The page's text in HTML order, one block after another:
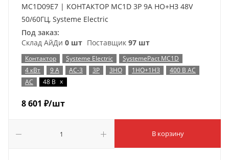
MC1D09E7 | КОНТАКТОР MC1D 3P 9A НО+НЗ 48V
50/60ГЦ, Systeme Electric
Под заказ:
Склад АйДи 0 шт Поставщик 97 шт
Контактор Systeme Electric
SystemePact MC1D
4 кВт
9 А AC-3 3P 3НО 1НО+1НЗ
400 В AC
AC
48 В x
8 601 ₽/шт
В корзину